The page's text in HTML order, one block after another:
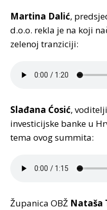
Martina Dalić,
d.o.o. rekla je na koji
zelenoj tranziciji:
Slađana Ćosić,
investicijske banke u
tema ovog summita:
Županica OBŽ Nataša